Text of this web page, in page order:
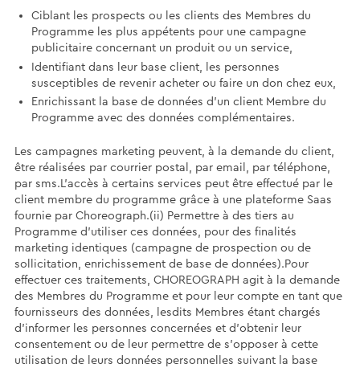
Ciblant les prospects ou les clients des Membres du
Programme les plus appétents pour une campagne
publicitaire concernant un produit ou un service,
Identifiant dans leur base client, les personnes
susceptibles de revenir acheter ou faire un don chez eux,
Enrichissant la base de données d’un client Membre du
Programme avec des données complémentaires.
Les campagnes marketing peuvent, à la demande du client,
être réalisées par courrier postal, par email, par téléphone,
par sms.L'accès à certains services peut être effectué par le
client membre du programme grâce à une plateforme Saas
fournie par Choreograph.(ii) Permettre à des tiers au
Programme d’utiliser ces données, pour des finalités
marketing identiques (campagne de prospection ou de
sollicitation, enrichissement de base de données).Pour
effectuer ces traitements, CHOREOGRAPH agit à la demande
des Membres du Programme et pour leur compte en tant que
fournisseurs des données, lesdits Membres étant chargés
d’informer les personnes concernées et d’obtenir leur
consentement ou de leur permettre de s’opposer à cette
utilisation de leurs données personnelles suivant la base